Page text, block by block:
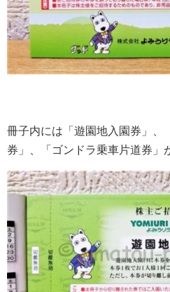
冊子内には「遊園地入園券」、
券」、「ゴンドラ乗車片道券」